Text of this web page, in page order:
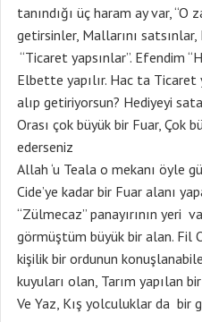
tanındığı üç haram ay var, “O
getirsinler, Mallarını satsınlar,
“Ticaret yapsınlar”. Efendim
Elbette yapılır. Hac ta Ticaret
alıp getiriyorsun? Hediyeyi
Orası çok büyük bir Fuar, Çok
ederseniz
Allah ‘u Teala o mekanı öyle
Cide’ye kadar bir Fuar alanı
“Zülmecaz” panayırının yeri
görmüştüm büyük bir alan. Fil
kişilik bir ordunun
kuyuları olan, Tarım yapılan
Ve Yaz, Kış yolculuklar da bir